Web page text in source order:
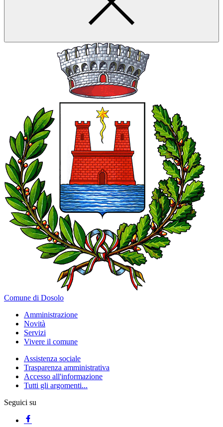
Comune di Dosolo
Amministrazione
Novità
Servizi
Vivere il comune
Assistenza sociale
Trasparenza amministrativa
Accesso all'informazione
Tutti gli argomenti...
Seguici su